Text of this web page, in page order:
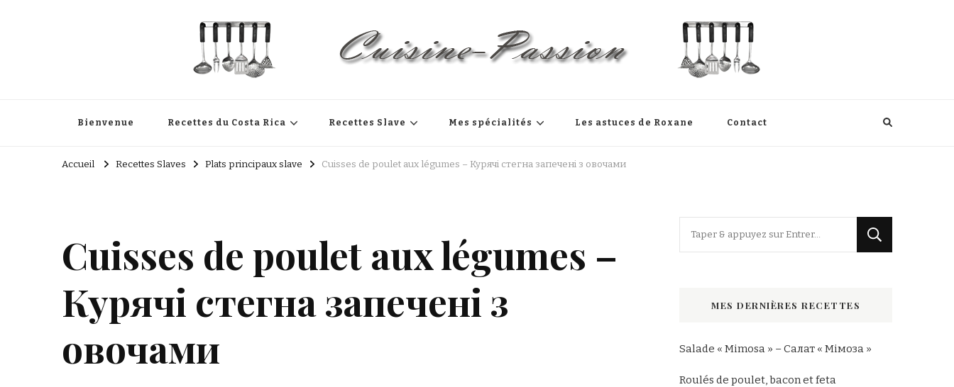
Bienvenue Recettes du Costa Rica Recettes Slave Mes spécialités Les astuces de Roxane Contact
Accueil Recettes Slaves Plats principaux slave Cuisses de poulet aux légumes – Курячі стегна запечені з овочами
Cuisses de poulet aux légumes –
Курячі стегна запечені з
овочами
MES DERNIÈRES RECETTES
Salade « Mimosa » – Салат « Мімоза »
Roulés de poulet, bacon et feta